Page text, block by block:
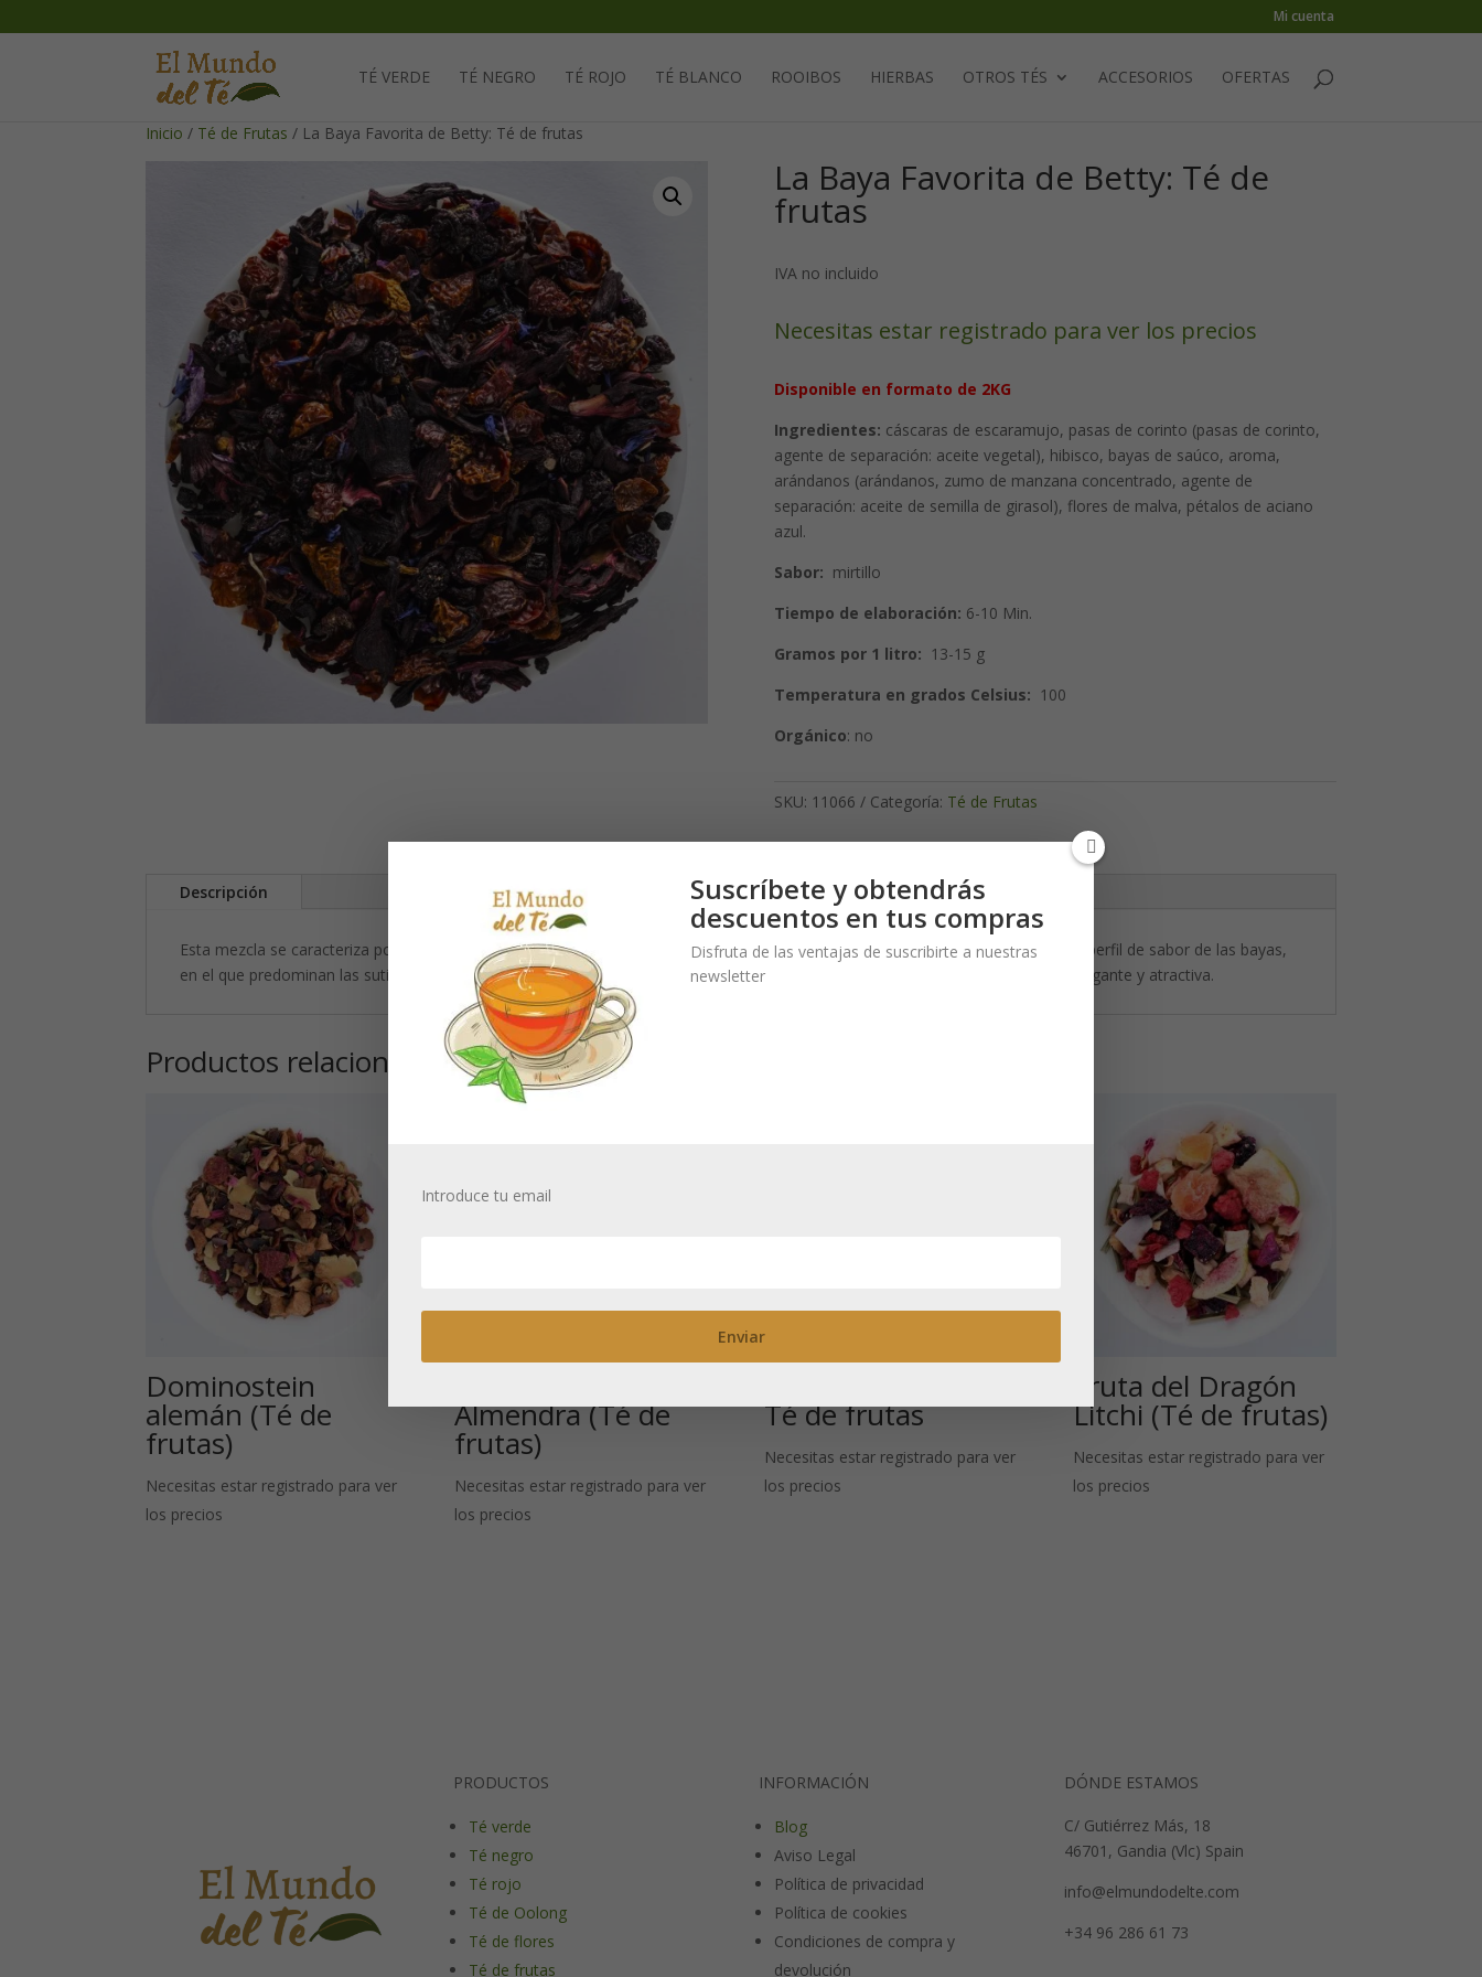
Mi cuenta
TÉ VERDE TÉ NEGRO TÉ ROJO TÉ BLANCO ROOIBOS HIERBAS OTROS TÉS ACCESORIOS OFERTAS
Inicio / Té de Frutas / La Baya Favorita de Betty: Té de frutas
La Baya Favorita de Betty: Té de
frutas
IVA no incluido
Necesitas estar registrado para ver los precios
Disponible en formato de 2KG
Ingredientes: cáscaras de escaramujo, pasas de corinto (pasas de corinto,
agente de separación: aceite vegetal), hibisco, bayas de saúco, aroma,
arándanos (arándanos, zumo de manzana concentrado, agente de
separación: aceite de semilla de girasol), flores de malva, pétalos de aciano
azul.
Sabor: mirtillo
Tiempo de elaboración: 6-10 Min.
Gramos por 1 litro: 13-15 g
Temperatura en grados Celsius: 100
Orgánico: no
SKU: 11066 Categoría: Té de Frutas
Descripción
Esta mezcla se caracteriza por su poderosa combinación de bayas oscuras. La acidez intensa del hibisco redondea el afrutado perfil de sabor de las bayas,
en el que predominan las sutiles notas de los arándanos. Las flores azules de malva y aciano completan la mezcla de forma elegante y atractiva.
Productos relacionados
Dominostein
alemán (Té de
frutas)
Necesitas estar registrado para ver
los precios
Almendra (Té de
frutas)
Necesitas estar registrado para ver
los precios
Té de frutas
Necesitas estar registrado para ver
los precios
Fruta del Dragón
Litchi (Té de frutas)
Necesitas estar registrado para ver
los precios
PRODUCTOS
Té verde
Té negro
Té rojo
Té de Oolong
Té de flores
Té de frutas
INFORMACIÓN
Blog
Aviso Legal
Política de privacidad
Política de cookies
Condiciones de compra y
devolución
DÓNDE ESTAMOS
C/ Gutiérrez Más, 18
46701, Gandia (Vlc) Spain
info@elmundodelte.com
+34 96 286 61 73
Suscríbete y obtendrás
descuentos en tus compras
Disfruta de las ventajas de suscribirte a nuestras
newsletter
Introduce tu email